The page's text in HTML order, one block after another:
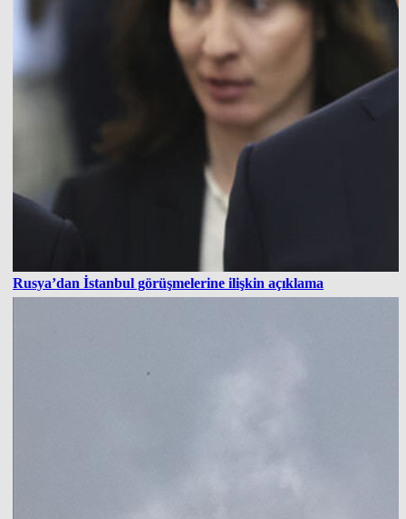
Rusya’dan İstanbul görüşmelerine ilişkin açıklama